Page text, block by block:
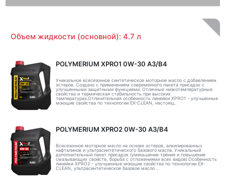
Объем жидкости (основной): 4.7 л
POLYMERIUM XPRO1 0W-30 A3/B4
Уникальное всесезонное синтетическое моторное масло с добавлением
эстеров. Создано с применением современного пакета присадок с
улучшенными защитными функциями. Отличные низкотемпературные
свойства и термическая стабильность при высоких
температурах.Отличительная особенность линейки XPRO1 - улучшенные
моющие свойства по технологии EX-CLEAN, настоящ..
POLYMERIUM XPRO2 0W-30 A3/B4
Всесезонное моторное масло на основе эстеров, алкилированных
нафталинов и ультрасинтетического базового масла. Уникальный
дополнительный пакет присадок (уменьшение трения и повышение
смазывающих свойств, борьба с отложениями всех видов).Особенность
линейки XPRO2 - улучшенные моющие свойства по технологии EX-
CLEAN, ультрасинтетическое базовое масло ..